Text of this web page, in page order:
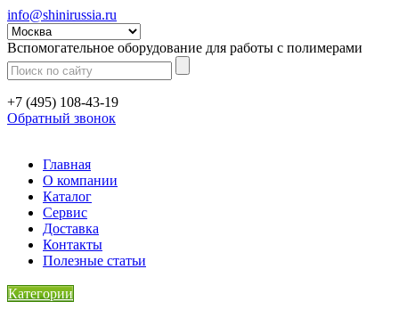
info@shinirussia.ru
Вспомогательное оборудование для работы с полимерами
+7 (495) 108-43-19
Обратный звонок
Главная
О компании
Каталог
Сервис
Доставка
Контакты
Полезные статьи
Категории